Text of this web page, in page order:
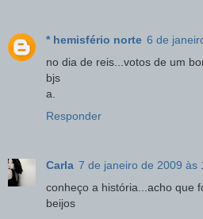
* hemisfério norte 6 de
no dia de reis...votos de um
bjs
a.
Responder
Carla 7 de janeiro de 2009 às
conheço a história...acho que
beijos